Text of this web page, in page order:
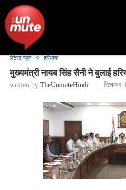
लेटेस्ट न्यूज़ हरियाणा
मुख्यमंत्री नायब सिंह सैनी ने बुलाई
written by TheUnmuteHindi सितम्बर